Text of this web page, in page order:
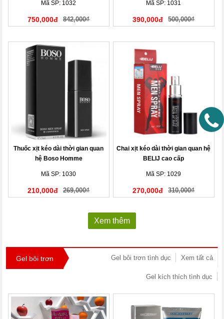
Mã SP: 1032
750,000đ 842,000₫
Mã SP: 1031
390,000đ 500,000₫
Thuốc xịt kéo dài thời gian quan
hệ Boso Homme
Mã SP: 1030
210,000đ 269,000₫
Chai xịt kéo dài thời gian quan hệ
BELIJ cao cấp
Mã SP: 1029
270,000đ 310,000₫
Xem thêm
Gel bôi trơn Xem tất cả
Gel bôi trơn tình dục
Gel kích thích tình dục